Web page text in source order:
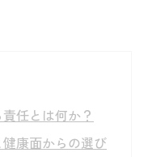
任とは何か？
康面からの選び